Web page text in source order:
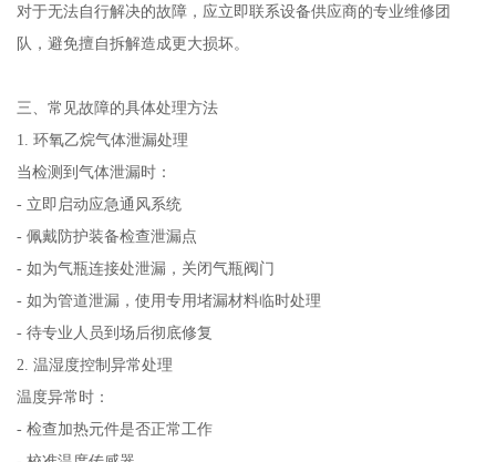
对于无法自行解决的故障，应立即联系设备供应商的专业维修团
队，避免擅自拆解造成更大损坏。
三、常见故障的具体处理方法
1. 环氧乙烷气体泄漏处理
当检测到气体泄漏时：
- 立即启动应急通风系统
- 佩戴防护装备检查泄漏点
- 如为气瓶连接处泄漏，关闭气瓶阀门
- 如为管道泄漏，使用专用堵漏材料临时处理
- 待专业人员到场后彻底修复
2. 温湿度控制异常处理
温度异常时：
- 检查加热元件是否正常工作